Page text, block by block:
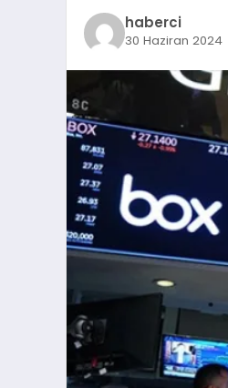
haberci
30 Haziran 2024